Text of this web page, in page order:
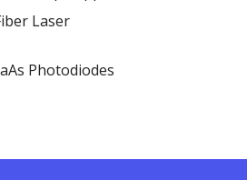
Laser
Photodiodes